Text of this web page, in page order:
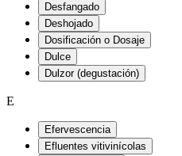
Desfangado
Deshojado
Dosificación o Dosaje
Dulce
Dulzor (degustación)
E
Efervescencia
Efluentes vitivinícolas